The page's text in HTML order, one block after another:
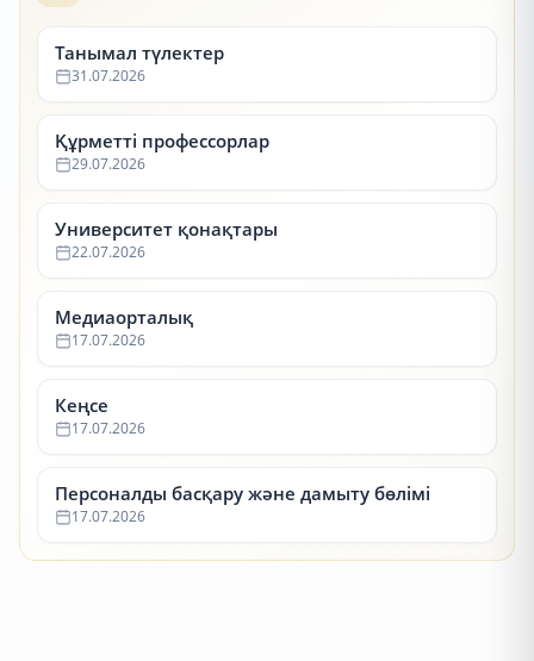
Танымал түлектер
31.07.2026
Құрметті профессорлар
29.07.2026
Университет қонақтары
22.07.2026
Медиаорталық
17.07.2026
Кеңсе
17.07.2026
Персоналды басқару және дамыту бөлімі
17.07.2026